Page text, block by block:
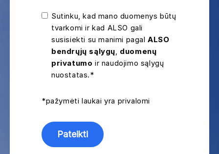
Sutinku, kad mano duomenys būtų
tvarkomi ir kad ALSO gali
susisiekti su manimi pagalALSO
bendrųjų sąlygų, duomenų
privatumo ir naudojimo sąlygų
nuostatas.*
*pažymėti laukai yra privalomi